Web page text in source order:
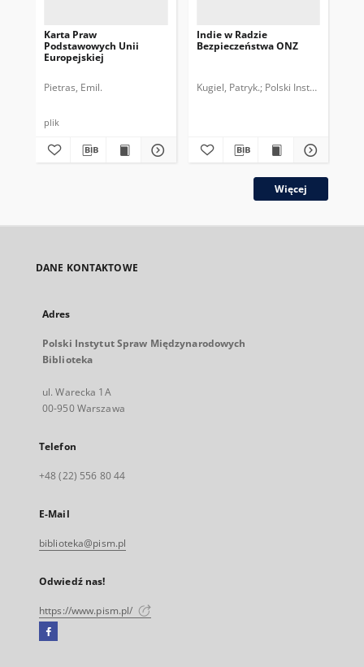
Karta Praw
Podstawowych Unii
Europejskiej
Pietras, Emil.
plik
Indie w Radzie
Bezpieczeństwa ONZ
Kugiel, Patryk. Polski Instytut Spraw
Więcej
DANE KONTAKTOWE
Adres
Polski Instytut Spraw Międzynarodowych
Biblioteka
ul. Warecka 1A
00-950 Warszawa
Telefon
+48 (22) 556 80 44
E-Mail
biblioteka@pism.pl
Odwiedź nas!
https://www.pism.pl/
Facebook